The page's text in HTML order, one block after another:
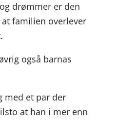
drømmer er den
familien overlever
også barnas
med et par der
at han i mer enn